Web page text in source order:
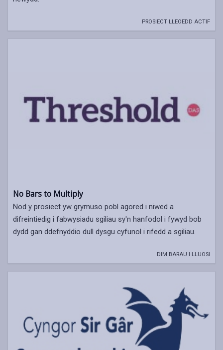
PROSIECT LLEOEDD ACTIF
No Bars to Multiply
Nod y prosiect yw grymuso pobl agored i niwed a
difreintiedig i fabwysiadu sgiliau sy'n hanfodol i fywyd bob
dydd gan ddefnyddio dull dysgu cyfunol i rifedd a sgiliau.
DIM BARAU I LLUOSI